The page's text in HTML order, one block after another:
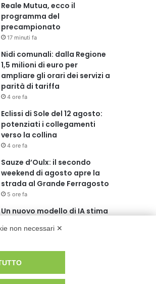
Reale Mutua, ecco il
programma del
precampionato
17 minuti fa
Nidi comunali: dalla Regione
1,5 milioni di euro per
ampliare gli orari dei servizi a
parità di tariffa
4 ore fa
Eclissi di Sole del 12 agosto:
potenziati i collegamenti
verso la collina
4 ore fa
Sauze d’Oulx: il secondo
weekend di agosto apre la
strada al Grande Ferragosto
5 ore fa
Un nuovo modello di IA stima
pianeta
Al San Luigi Gonzaga
senza più speranze
non necessari ✕